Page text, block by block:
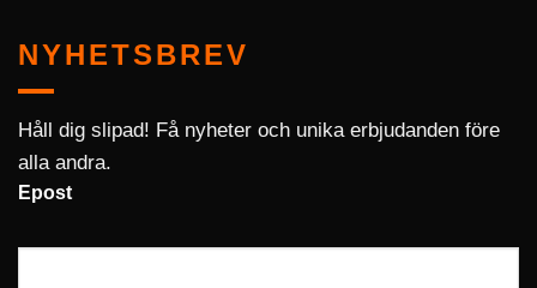
NYHETSBREV
Håll dig slipad! Få nyheter och unika erbjudanden före
alla andra.
Epost